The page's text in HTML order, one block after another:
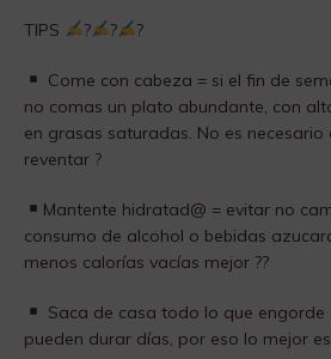
TIPS ? ? ?
Come con cabeza = si el fin de
no comas un plato abundante, con
en grasas saturadas. No es necesario
reventar ?
Mantente hidratad@ = evitar no
consumo de alcohol o bebidas
menos calorías vacías mejor ??
Saca de casa todo lo que engorde
pueden durar días, por eso lo mejor